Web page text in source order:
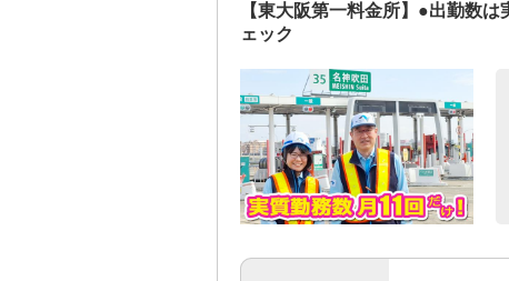
【東大阪第一料金所】●出勤数
ェック